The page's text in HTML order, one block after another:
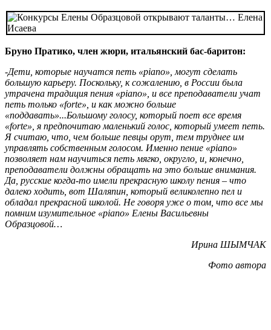
Бруно Пратико, член жюри, итальянский бас-баритон:
-Дети, которые научатся петь «piano», могут сделать
большую карьеру. Поскольку, к сожалению, в России была
утрачена традиция пения «piano», и все преподаватели учат
петь только «forte», и как можно больше
«поддавать»...Большому голосу, который поет все время
«forte», я предпочитаю маленький голос, который умеет петь.
Я считаю, что, чем больше певцы орут, тем труднее им
управлять собственным голосом. Именно пение «piano»
позволяет нам научиться петь мягко, округло, и, конечно,
преподаватели должны обращать на это больше внимания.
Да, русские когда-то имели прекрасную школу пения – что
далеко ходить, вот Шаляпин, который великолепно пел и
обладал прекрасной школой. Не говоря уже о том, что все мы
помним изумительное «piano» Елены Васильевны
Образцовой…
Ирина ШЫМЧАК
Фото автора